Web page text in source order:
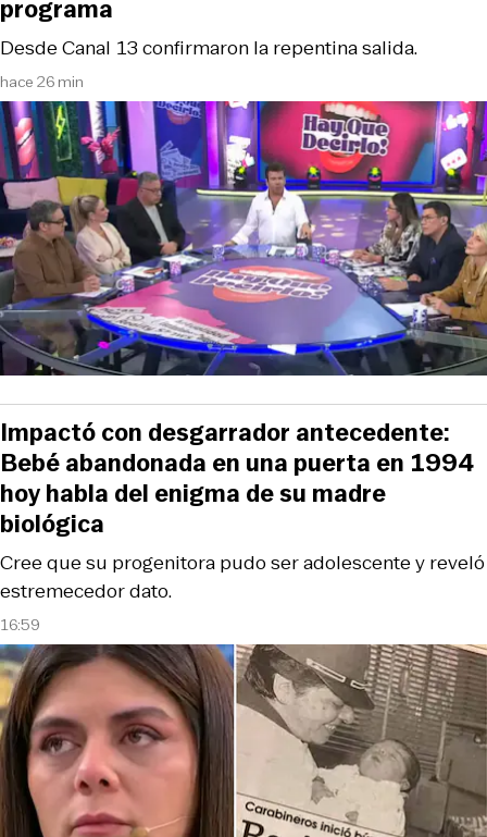
hace 26 min
Desde Canal 13 confirmaron la repentina salida.
programa
16:59
Cree que su progenitora pudo ser adolescente y reveló
estremecedor dato.
Impactó con desgarrador antecedente:
Bebé abandonada en una puerta en 1994
hoy habla del enigma de su madre
biológica